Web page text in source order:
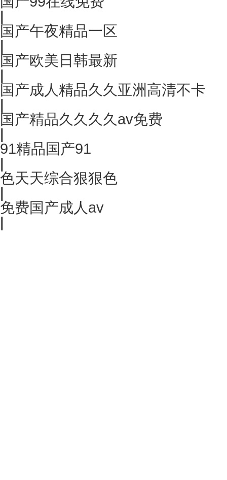
|
国产午夜精品一区
|
国产欧美日韩最新
|
国产成人精品久久亚洲高清不卡
|
国产精品久久久久av免费
|
91精品国产91
|
色天天综合狠狠色
|
免费国产成人av
|